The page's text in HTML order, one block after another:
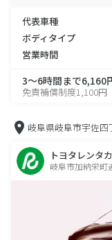
代表車種
ボディタイプ
営業時間
3～6時間まで6,160
免責補償制度1,100円
岐阜県岐阜市宇佐四
トヨタレンタ
岐阜市加納栄